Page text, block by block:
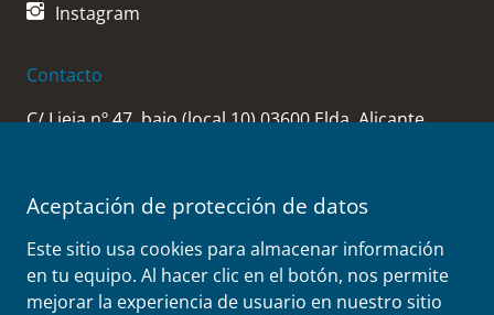
Instagram
Contacto
C/ Lieja nº 47, bajo (local 10) 03600 Elda, Alicante
+34 966 28 36 54
+34 619 81 05 21
Mail:
correo@perezalonsoabogados.es
Aceptación de protección de datos
Este sitio usa cookies para almacenar información
en tu equipo. Al hacer clic en el botón, nos permite
mejorar la experiencia de usuario en nuestro sitio